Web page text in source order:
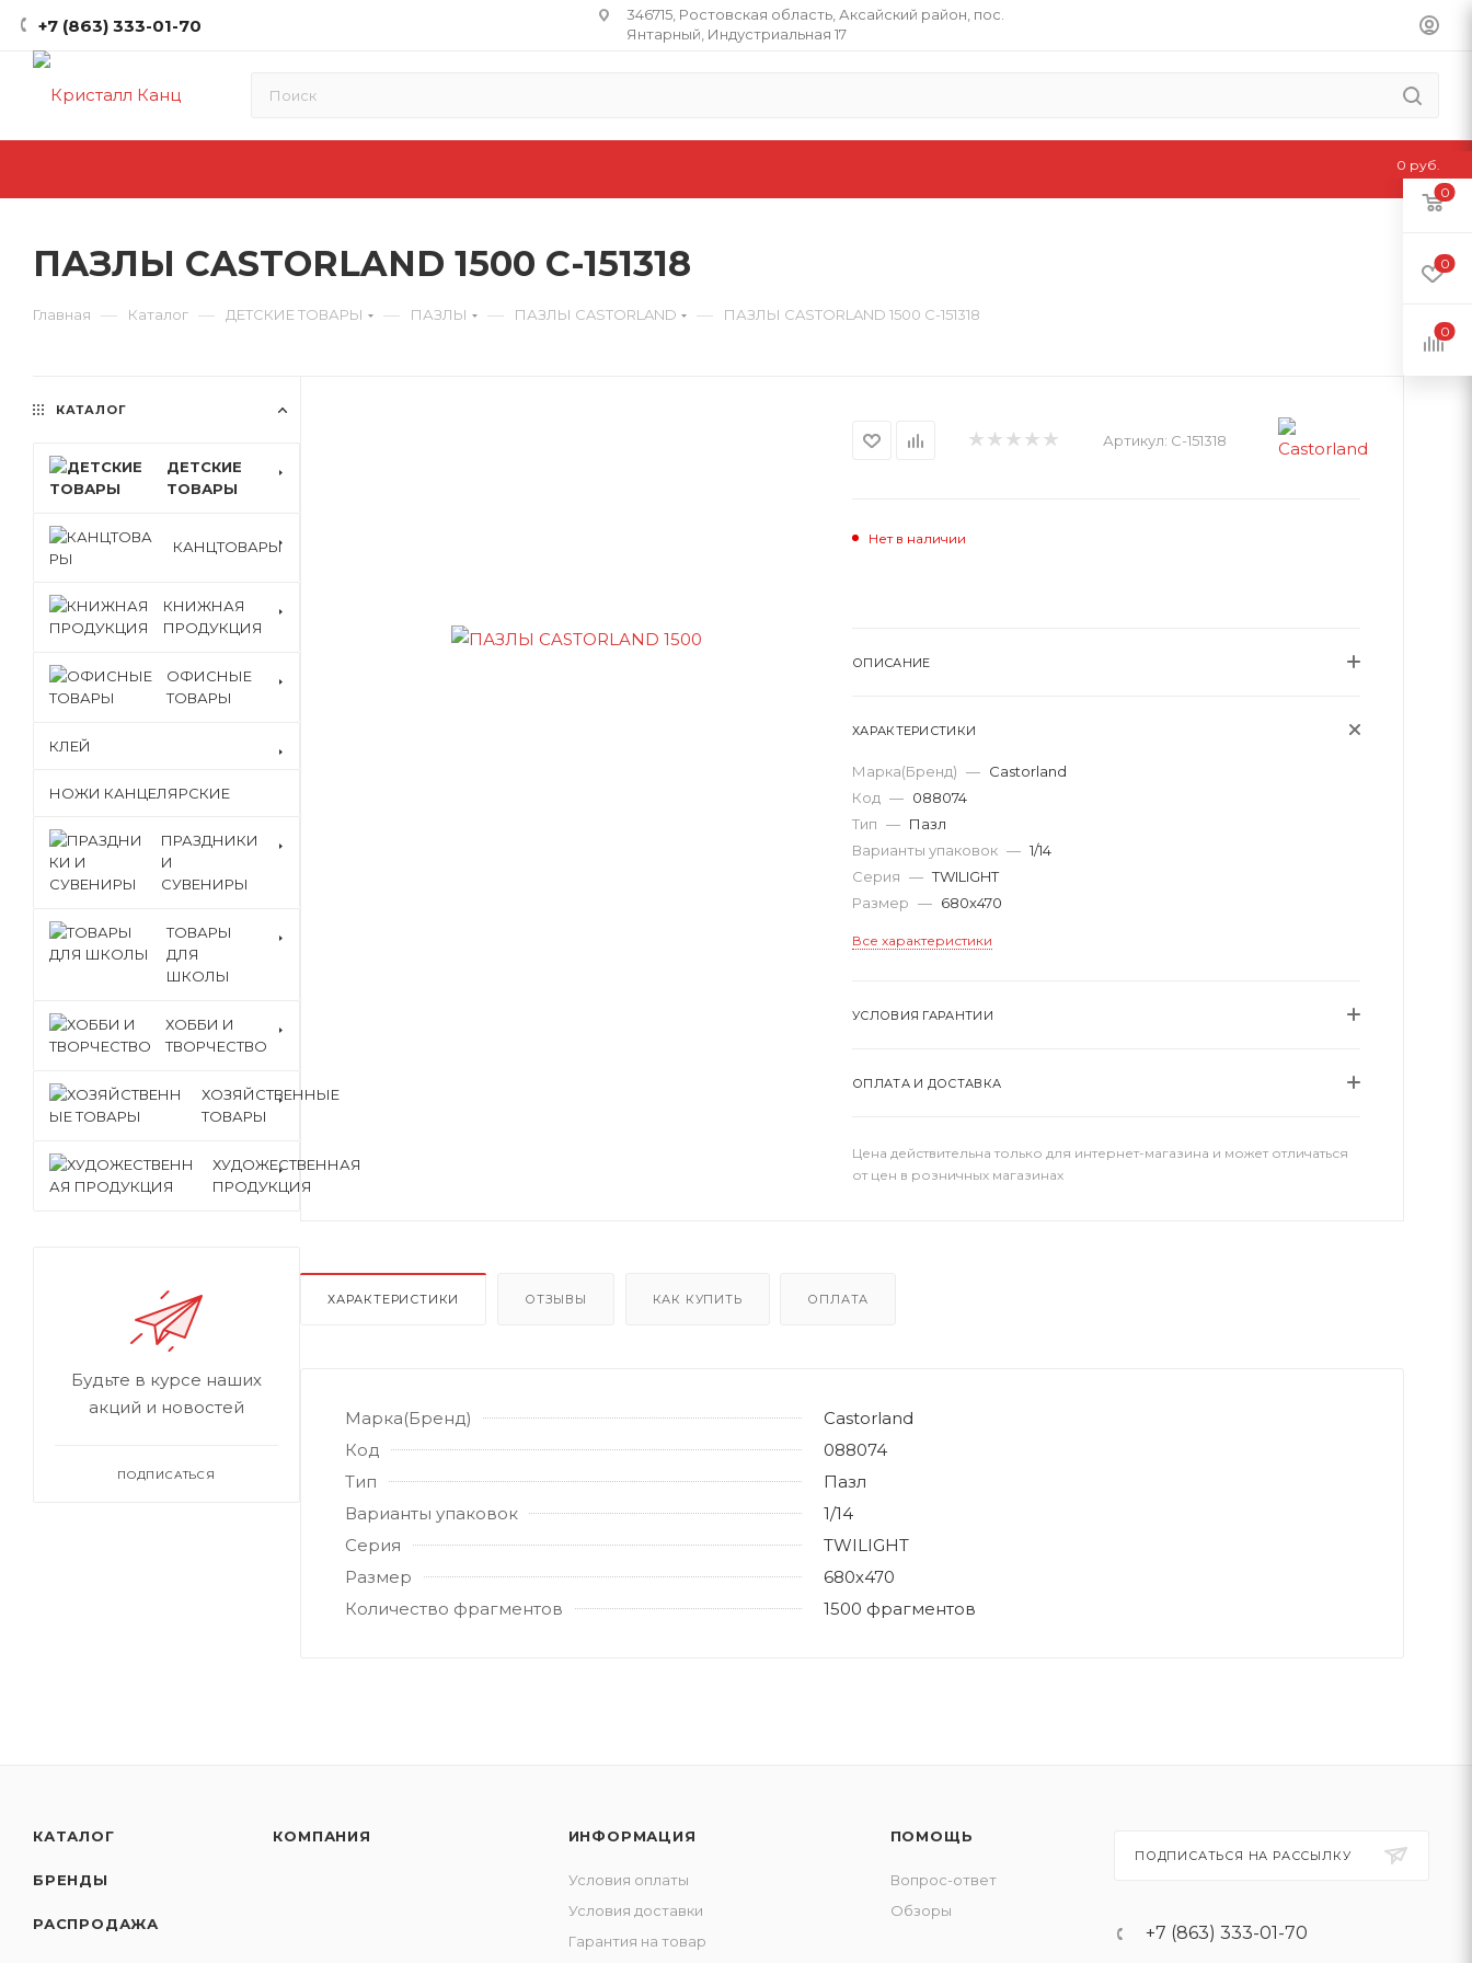
+7 (863) 333-01-70
346715, Ростовская область​, Аксайский район, пос.
Янтарный, Индустриальная 17
ПАЗЛЫ CASTORLAND 1500 C-151318
Главная — Каталог — ДЕТСКИЕ ТОВАРЫ — ПАЗЛЫ — ПАЗЛЫ CASTORLAND — ПАЗЛЫ CASTORLAND 1500 C-151318
Артикул: C-151318
Нет в наличии
ОПИСАНИЕ
ХАРАКТЕРИСТИКИ
Марка(Бренд) — Castorland
Код — 088074
Тип — Пазл
Варианты упаковок — 1/14
Серия — TWILIGHT
Размер — 680х470
Все характеристики
УСЛОВИЯ ГАРАНТИИ
ОПЛАТА И ДОСТАВКА
Цена действительна только для интернет-магазина и может отличаться
от цен в розничных магазинах
ХАРАКТЕРИСТИКИ ОТЗЫВЫ КАК КУПИТЬ ОПЛАТА
Марка(Бренд)
Castorland
Код
088074
Тип
Пазл
Варианты упаковок
1/14
Серия
TWILIGHT
Размер
680х470
Количество фрагментов
1500 фрагментов
КАТАЛОГ
ДЕТСКИЕ
ТОВАРЫ
КАНЦТОВАРЫ
КНИЖНАЯ
ПРОДУКЦИЯ
ОФИСНЫЕ
ТОВАРЫ
КЛЕЙ
НОЖИ КАНЦЕЛЯРСКИЕ
ПРАЗДНИКИ
И
СУВЕНИРЫ
ТОВАРЫ
ДЛЯ
ШКОЛЫ
ХОББИ И
ТВОРЧЕСТВО
ХОЗЯЙСТВЕННЫЕ
ТОВАРЫ
ХУДОЖЕСТВЕННАЯ
ПРОДУКЦИЯ
Будьте в курсе наших
акций и новостей
ПОДПИСАТЬСЯ
КАТАЛОГ
БРЕНДЫ
РАСПРОДАЖА
КОМПАНИЯ ИНФОРМАЦИЯ
Условия оплаты
Условия доставки
Гарантия на товар
ПОМОЩЬ
Вопрос-ответ
Обзоры
ПОДПИСАТЬСЯ НА РАССЫЛКУ
+7 (863) 333-01-70
0
0
0
0 руб.